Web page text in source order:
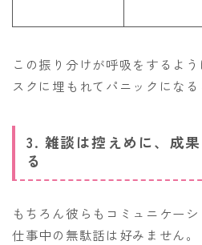
この振り分けが呼吸をするよ
スクに埋もれてパニックになる
3. 雑談は控えめに、成
る
もちろん彼らもコミュニケーシ
仕事中の無駄話は好みません。